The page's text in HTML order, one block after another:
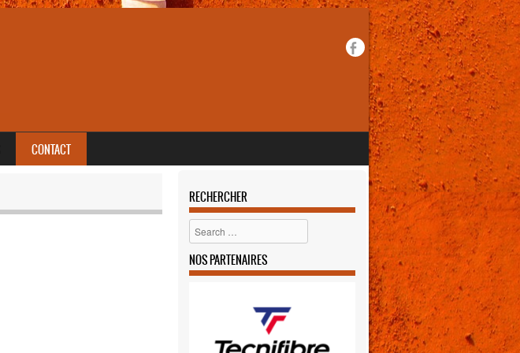
CONTACT
RECHERCHER
Rechercher
NOS PARTENAIRES